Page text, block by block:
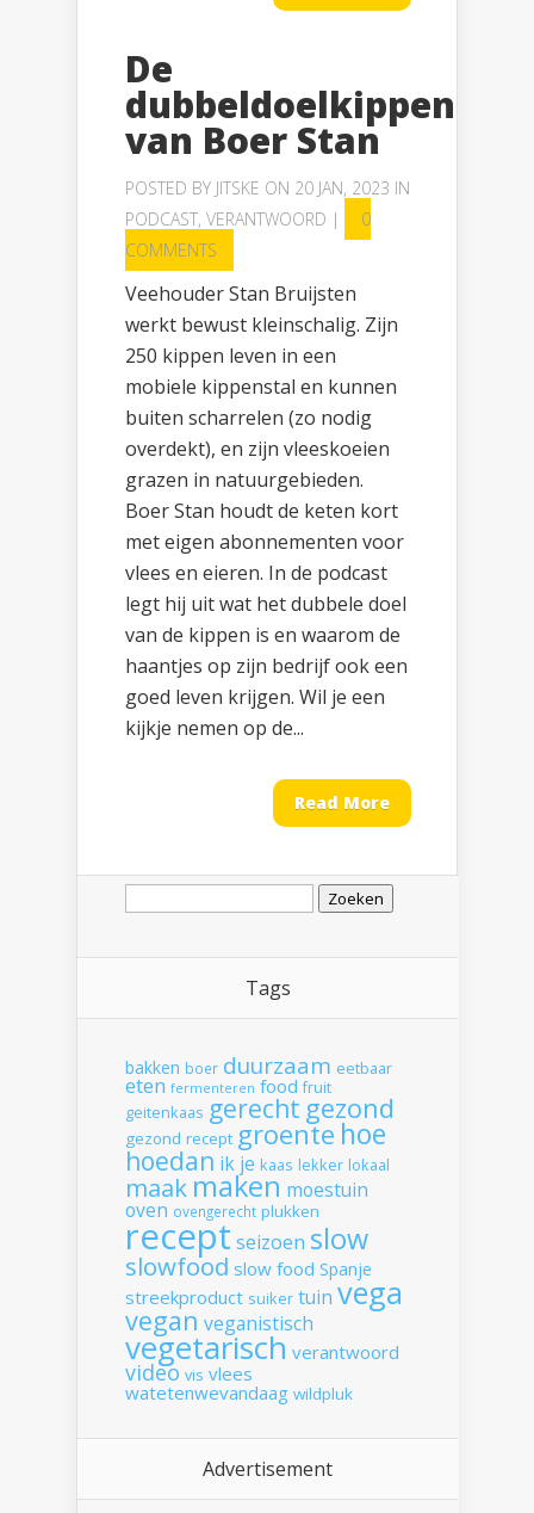
De
dubbeldoelkippen
van Boer Stan
POSTED BY JITSKE ON 20 JAN, 2023 IN
PODCAST, VERANTWOORD |
0
COMMENTS
Veehouder Stan Bruijsten
werkt bewust kleinschalig. Zijn
250 kippen leven in een
mobiele kippenstal en kunnen
buiten scharrelen (zo nodig
overdekt), en zijn vleeskoeien
grazen in natuurgebieden.
Boer Stan houdt de keten kort
met eigen abonnementen voor
vlees en eieren. In de podcast
legt hij uit wat het dubbele doel
van de kippen is en waarom de
haantjes op zijn bedrijf ook een
goed leven krijgen. Wil je een
kijkje nemen op de...
Read More
Zoeken
Tags
bakken boer duurzaam eetbaar
eten fermenteren food fruit
geitenkaas gerecht gezond
gezond recept groente hoe
hoedan ik je kaas lekker lokaal
maak maken moestuin
oven ovengerecht plukken
recept seizoen slow
slowfood slow food Spanje
streekproduct suiker tuin vega
vegan veganistisch
vegetarisch verantwoord
video vis vlees
watetenwevandaag wildpluk
Advertisement